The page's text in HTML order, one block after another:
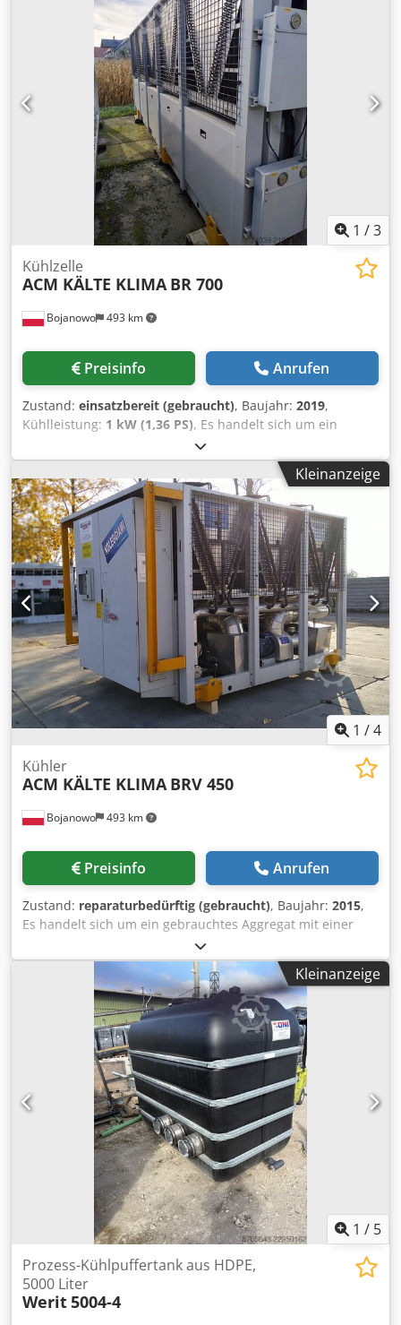
werksseitig eingebautes Expansionsgefäß. Das Aggregat ist
in gutem Zustand und stammt aus unserem
Mietmaschinenpark. Der Transport ist nicht im Gerätepreis
enthalten. Wir gewähren 3 Monate Garantie (nur für Polen
gültig). Csdpfxsy Tmixo Adtorf
1 /3
Bojanowo 493 km
Kühlzelle
ACM KÄLTE KLIMA BR 700
Preisinfo Anrufen
Zustand: einsatzbereit (gebraucht), Baujahr: 2019,
Kühlleistung: 1 kW (1,36 PS), Es handelt sich um ein
gebrauchtes Aggregat mit einer Nennkühlleistung von ca.
720 kW für die Parameter Wasser +12/7°C.
Schraubenverdichter von Bitzer. Kältemittel R513A. Das
Aggregat verfügt über eine integrierte Pumpe und einen
werkseitig eingebauten Expansionsbehälter. Das Gerät
befindet sich in gutem Zustand aus unserem
Mietmaschinenpark. Der Transport ist im Gerätepreis nicht
enthalten. Wir gewähren 3 Monate Garantie (begrenzt auf
das Gebiet der Republik Polen). Cedpfx Adsy Tmh Uotsrf
Kleinanzeige
1 /4
Bojanowo 493 km
Kühler
ACM KÄLTE KLIMA BRV 450
Preisinfo Anrufen
Zustand: reparaturbedürftig (gebraucht), Baujahr: 2015,
Es handelt sich um ein gebrauchtes Aggregat mit einer
Nennkälteleistung von ca. 430 kW. Kältemittel R134A. Das
Aggregat verfügt über eine integrierte Pumpe, ein
werkseitiges Ausdehnungsgefäß sowie einen Bitzer-
Kompressor mit Frequenzumrichter. Derzeit stammt das
Aggregat aus unserem Mietmaschinenpark. Der
Verdampfer (Rohrbündelwärmetauscher) ist aktuell
vollständig undicht. Der Transport ist nicht im Gerätepreis
enthalten. Codpfx Ajix Adbsdtorf
Kleinanzeige
1 / 5
Prozess-Kühlpuffertank aus HDPE,
5000 Liter
Werit5004-4